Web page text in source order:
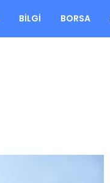
BILGI BORSA